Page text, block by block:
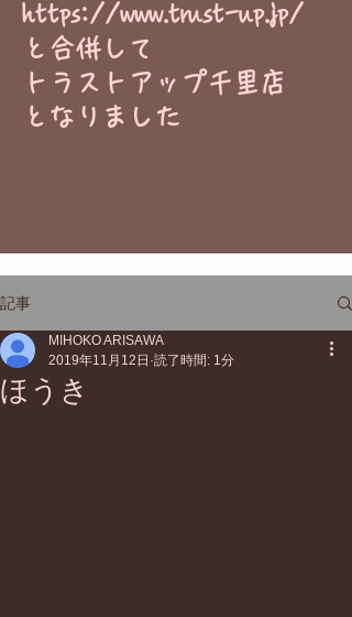
https://www.trust-up.jp/
と合併して
トラストアップ千里店
​となりました
記事
ほうき
MIHOKO ARISAWA
2019年11月12日 読了時間: 1分